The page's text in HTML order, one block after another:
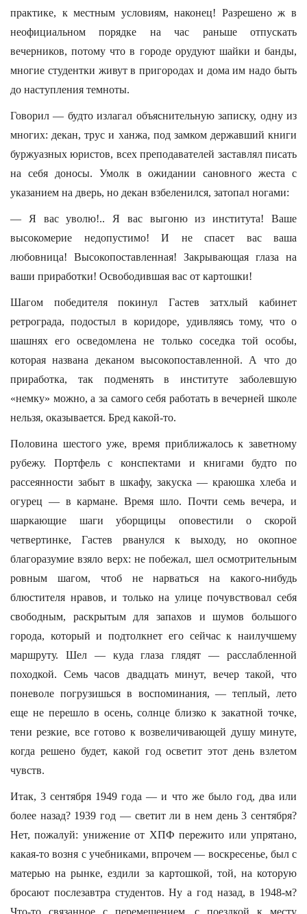
практике, к местным условиям, наконец! Разрешено ж в
неофициальном порядке на час раньше отпускать
вечерников, потому что в городе орудуют шайки и банды,
многие студентки живут в пригородах и дома им надо быть
до наступления темноты.
Говорил — будто излагал объяснительную записку, одну из
многих: декан, трус и ханжа, под замком державший книги
буржуазных юристов, всех преподавателей заставлял писать
на себя доносы. Умолк в ожидании сановного жеста с
указанием на дверь, но декан взбеленился, затопал ногами:
— Я вас уволю!.. Я вас выгоню из института! Ваше
высокомерие недопустимо! И не спасет вас ваша
любовница! Высокопоставленная! Закрывающая глаза на
ваши приработки! Освободившая вас от картошки!
Шагом победителя покинул Гастев затхлый кабинет
ретрограда, подостыл в коридоре, удивляясь тому, что о
шашнях его осведомлена не только соседка той особы,
которая названа деканом высокопоставленной. А что до
приработка, так подменять в институте заболевшую
«немку» можно, а за самого себя работать в вечерней школе
нельзя, оказывается. Бред какой-то.
Половина шестого уже, время приближалось к заветному
рубежу. Портфель с конспектами и книгами будто по
рассеянности забыт в шкафу, закуска — краюшка хлеба и
огурец — в кармане. Время шло. Почти семь вечера, и
шаркающие шаги уборщицы оповестили о скорой
четвертинке, Гастев рванулся к выходу, но окопное
благоразумие взяло верх: не побежал, шел осмотрительным
ровным шагом, чтоб не нарваться на какого-нибудь
блюстителя нравов, и только на улице почувствовал себя
свободным, раскрытым для запахов и шумов большого
города, который и подтолкнет его сейчас к наилучшему
маршруту. Шел — куда глаза глядят — расслабленной
походкой. Семь часов двадцать минут, вечер такой, что
поневоле погрузишься в воспоминания, — теплый, лето
еще не перешло в осень, солнце близко к закатной точке,
тени резкие, все готово к возвеличивающей душу минуте,
когда решено будет, какой год осветит этот день взлетом
чувств.
Итак, 3 сентября 1949 года — и что же было год, два или
более назад? 1939 год — светит ли в нем день 3 сентября?
Нет, пожалуй: унижение от ХПФ пережито или упрятано,
какая-то возня с учебниками, впрочем — воскресенье, был с
матерью на рынке, ездили за картошкой, той, на которую
бросают послезавтра студентов. Ну а год назад, в 1948-м?
Что-то связанное с перемещением, с поездкой к месту